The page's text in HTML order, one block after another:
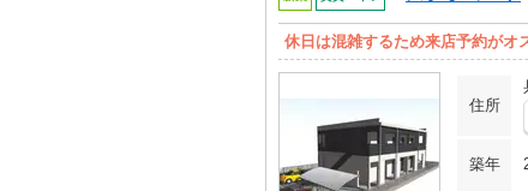
休日は混雑するため来店予約がオ
住所
築年